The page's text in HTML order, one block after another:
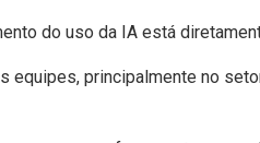
do uso da IA está
equipes, principalmente no